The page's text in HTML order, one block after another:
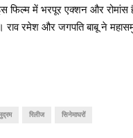
में भरपूर एक्शन और रोमांस
रमेश और जगपति बाबू ने
रिलीज सिनेमाघरों